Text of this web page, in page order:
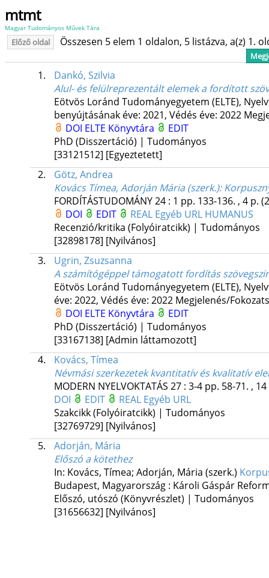
mtmt
Magyar Tudományos Művek Tára
Előző oldal Összesen 5 elem 1 oldalon, 5 listázva, a(z) 1.
1.
Dankó, Szilvia
Alul- és felülreprezentált elemek a fordított
Eötvös Loránd Tudományegyetem (ELTE),
benyújtásának éve: 2021, Védés éve: 2022
DOI ELTE Könyvtára
EDIT
PhD (Disszertáció) | Tudományos
[33121512] [Egyeztetett]
2.
Götz, Andrea
Kovács Tímea, Adorján Mária (szerk.):
FORDÍTÁSTUDOMÁNY24: 1 pp. 133-136. , 4 p.
DOI
EDIT REAL Egyéb URL HUMANUS
Recenzió/kritika (Folyóiratcikk) | Tudományos
[32898178] [Nyilvános]
3.
Ugrin, Zsuzsanna
A számítógéppel támogatott fordítás
Eötvös Loránd Tudományegyetem (ELTE),
éve: 2022, Védés éve: 2022 Megjelenés/
DOI ELTE Könyvtára
EDIT
PhD (Disszertáció) | Tudományos
[33167138] [Admin láttamozott]
4.
Kovács, Tímea
Névmási szerkezetek kvantitatív és kvalitatív
MODERN NYELVOKTATÁS 27: 3-4 pp. 58-71. ,
DOI
EDIT REAL Egyéb URL
Szakcikk (Folyóiratcikk) | Tudományos
[32769729] [Nyilvános]
5.
Adorján, Mária
Előszó a kötethez
In: Kovács, Tímea; Adorján, Mária (szerk.)
Budapest, Magyarország : Károli Gáspár
Előszó, utószó (Könyvrészlet) | Tudományos
[31656632] [Nyilvános]